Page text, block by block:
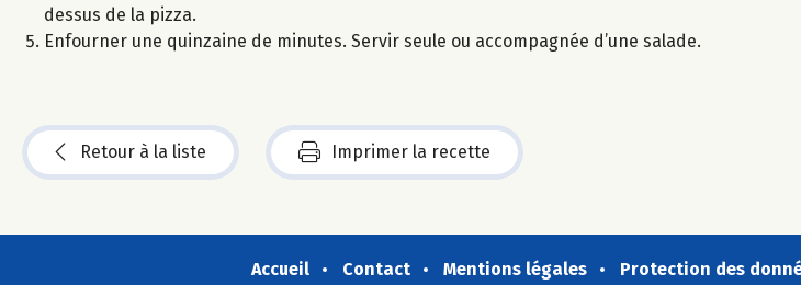
dessus de la pizza.
Enfourner une quinzaine de minutes. Servir seule ou accompagnée d’une salade.
Retour à la liste Imprimer la recette
Accueil Contact Mentions légales Protection des